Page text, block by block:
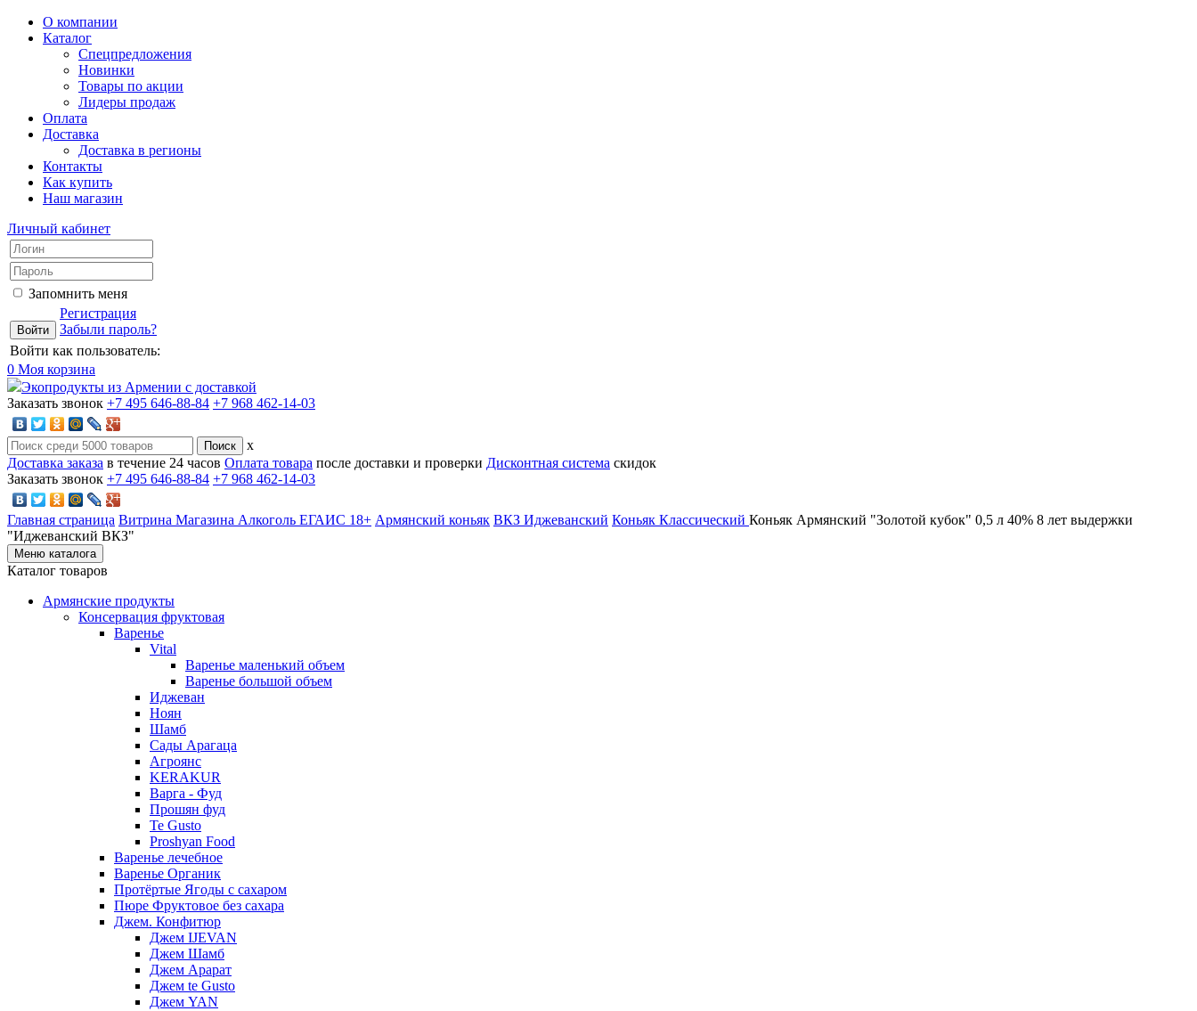
О компании
Каталог
Спецпредложения
Новинки
Товары по акции
Лидеры продаж
Оплата
Доставка
Доставка в регионы
Контакты
Как купить
Наш магазин
Личный кабинет
Запомнить меня
Регистрация
Забыли пароль?
Войти как пользователь:
0 Моя корзина
Экопродукты из Армении с доставкой
Заказать звонок +7 495 646-88-84 +7 968 462-14-03
x
Доставка заказа в течение 24 часов Оплата товара после доставки и проверки Дисконтная система скидок
Заказать звонок +7 495 646-88-84 +7 968 462-14-03
Главная страница Витрина Магазина Алкоголь ЕГАИС 18+ Армянский коньяк ВКЗ Иджеванский Коньяк Классический Коньяк Армянский "Золотой кубок" 0,5 л 40% 8 лет выдержки
"Иджеванский ВКЗ"
Меню каталога
Каталог товаров
Армянские продукты
Консервация фруктовая
Варенье
Vital
Варенье маленький объем
Варенье большой объем
Иджеван
Ноян
Шамб
Сады Арагаца
Агроянс
KERAKUR
Варга - Фуд
Прошян фуд
Te Gusto
Proshyan Food
Варенье лечебное
Варенье Органик
Протёртые Ягоды с сахаром
Пюре Фруктовое без сахара
Джем. Конфитюр
Джем IJEVAN
Джем Шамб
Джем Арарат
Джем te Gusto
Джем YAN